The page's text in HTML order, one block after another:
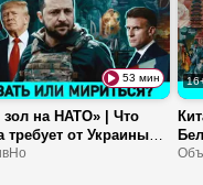
53 мин
зол на НАТО» | Что
требует от Украины? |
нравится